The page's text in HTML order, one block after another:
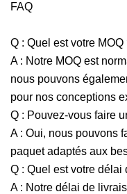
FAQ
Q : Quel est votre MOQ
A : Notre MOQ est
nous pouvons
pour nos conceptions
Q : Pouvez-vous faire
A : Oui, nous pouvons
paquet adaptés aux
Q : Quel est votre délai
A : Notre délai de